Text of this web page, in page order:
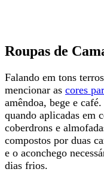
Roupas de
Falando em tons
mencionar as cores
amêndoa, bege e
quando aplicadas em
coberdrons e
compostos por duas
e o aconchego
dias frios.